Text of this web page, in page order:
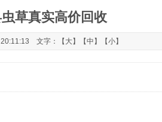
首页 上一页
草真实高价回收
文字：【 大】【中 】【小】